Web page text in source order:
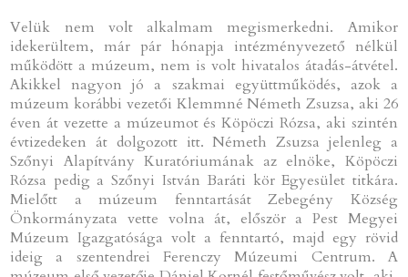
Velük nem volt alkalmam megismerkedni. Amikor
idekerültem, már pár hónapja intézményvezető nélkül
működött a múzeum, nem is volt hivatalos átadás-átvétel.
Akikkel nagyon jó a szakmai együttműködés, azok a
múzeum korábbi vezetői Klemmné Németh Zsuzsa, aki 26
éven át vezette a múzeumot és Köpöczi Rózsa, aki szintén
évtizedeken át dolgozott itt. Németh Zsuzsa jelenleg a
Szőnyi Alapítvány Kuratóriumának az elnöke, Köpöczi
Rózsa pedig a Szőnyi István Baráti kör Egyesület titkára.
Mielőtt a múzeum fenntartását Zebegény Község
Önkormányzata vette volna át, először a Pest Megyei
Múzeum Igazgatósága volt a fenntartó, majd egy rövid
ideig a szentendrei Ferenczy Múzeumi Centrum. A